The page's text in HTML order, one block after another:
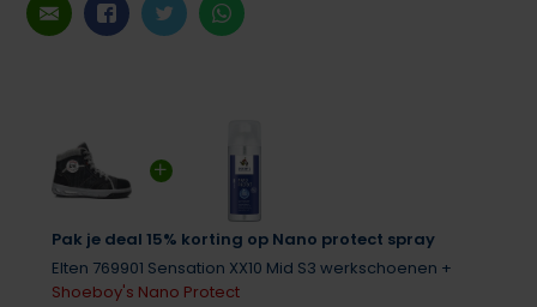
Pak je deal 15% korting op Nano protect spray
Elten 769901 Sensation XX10 Mid S3 werkschoenen +
Shoeboy's Nano Protect